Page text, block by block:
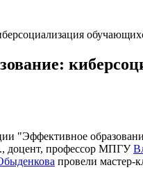
"Эффективное
доцент, профессор МПГУ
провели мастер-